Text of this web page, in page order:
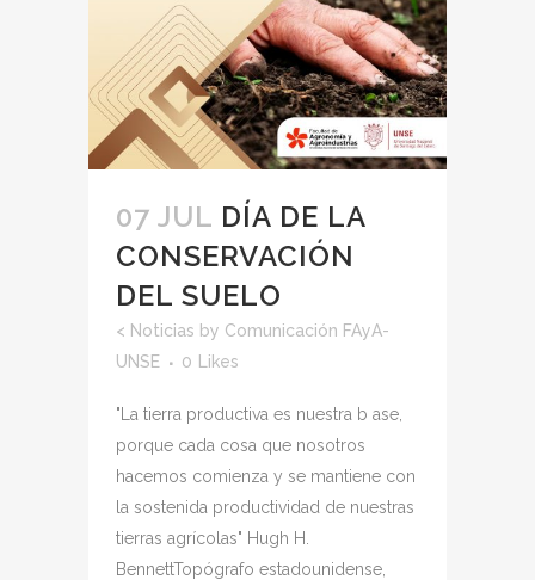
07 JUL DÍA DE LA
CONSERVACIÓN
DEL SUELO
< Noticias by Comunicación FAyA-
UNSE
0 Likes
"La tierra productiva es nuestra b ase,
porque cada cosa que nosotros
hacemos comienza y se mantiene con
la sostenida productividad de nuestras
tierras agrícolas" Hugh H.
BennettTopógrafo estadounidense,